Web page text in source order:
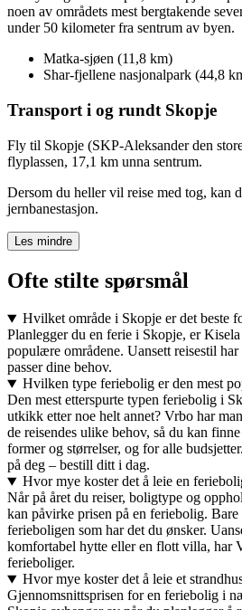
noen av områdets mest bergtakende
under 50 kilometer fra sentrum av byen.
Matka-sjøen (11,8 km)
Shar-fjellene nasjonalpark (44,8
Transport i og rundt Skopje
Fly til Skopje (SKP-Aleksander den
flyplassen, 17,1 km unna sentrum.
Dersom du heller vil reise med tog, kan
jernbanestasjon.
Les mindre
Ofte stilte spørsmål
Hvilket område i Skopje er det beste
Planlegger du en ferie i Skopje, er
populære områdene. Uansett reisestil
passer dine behov.
Hvilken type feriebolig er den mest
Den mest etterspurte typen feriebolig i
utkikk etter noe helt annet? Vrbo har
de reisendes ulike behov, så du kan
former og størrelser, og for alle
på deg – bestill ditt i dag.
Hvor mye koster det å leie en
Når på året du reiser, boligtype og
kan påvirke prisen på en feriebolig.
ferieboligen som har det du ønsker.
komfortabel hytte eller en flott villa, har
ferieboliger.
Hvor mye koster det å leie et
Gjennomsnittsprisen for en feriebolig i